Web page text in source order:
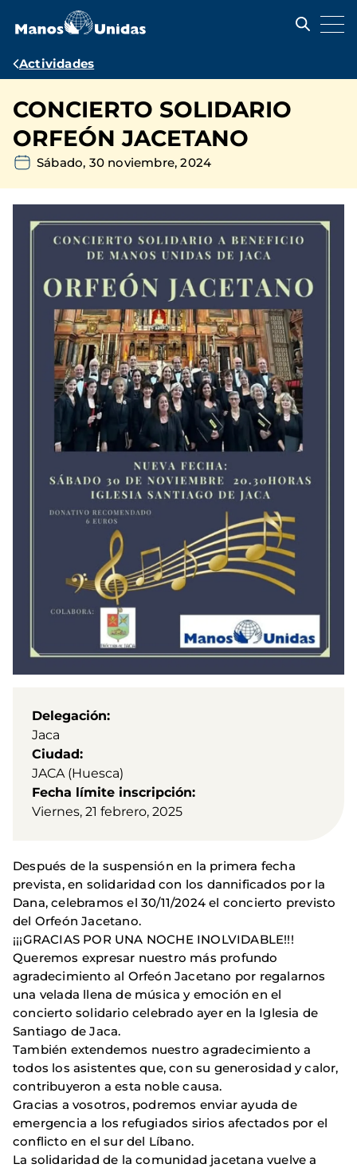
contenido
Ruta
navegación
Actividades
CONCIERTO SOLIDARIO
ORFEÓN JACETANO
Sábado, 30 noviembre, 2024
Delegación
Jaca
Ciudad
JACA (Huesca)
Fecha límite inscripción
Viernes, 21 febrero, 2025
Después de la suspensión en la primera fecha
prevista, en solidaridad con los dannificados por la
Dana, celebramos el 30/11/2024 el concierto previsto
del Orfeón Jacetano.
¡¡¡GRACIAS POR UNA NOCHE INOLVIDABLE!!!
Queremos expresar nuestro más profundo
agradecimiento al Orfeón Jacetano por regalarnos
una velada llena de música y emoción en el
concierto solidario celebrado ayer en la Iglesia de
Santiago de Jaca.
También extendemos nuestro agradecimiento a
todos los asistentes que, con su generosidad y calor,
contribuyeron a esta noble causa.
Gracias a vosotros, podremos enviar ayuda de
emergencia a los refugiados sirios afectados por el
conflicto en el sur del Líbano.
La solidaridad de la comunidad jacetana vuelve a